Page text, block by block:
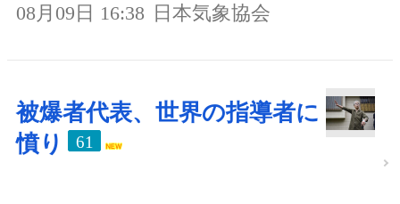
08月09日 16:38 日本気象協会
被爆者代表、世界の指導者に
憤り
61